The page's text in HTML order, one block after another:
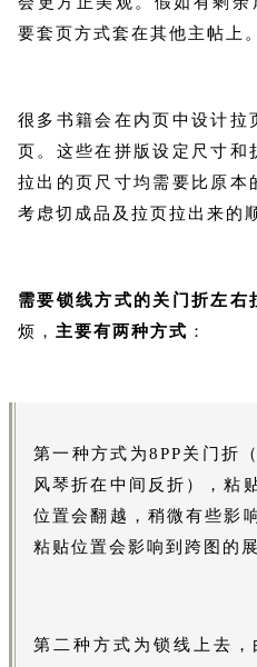
要套页方式套在其他主帖上。
很多书籍会在内页中设计拉
页。这些在拼版设定尺寸和
拉出的页尺寸均需要比原本
考虑切成品及拉页拉出来的
需要锁线方式的关门折左右
烦， 主要有两种方式 ：
第一种方式为8PP关门折
风琴折在中间反折），粘
位置会翻越，稍微有些影
粘贴位置会影响到跨图的
第二种方式为锁线上去